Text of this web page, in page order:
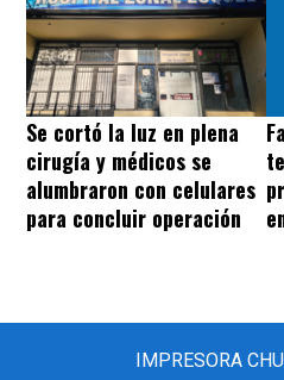
Se cortó la luz en plena
cirugía y médicos se
alumbraron con celulares
para concluir operación
IMPRESORA